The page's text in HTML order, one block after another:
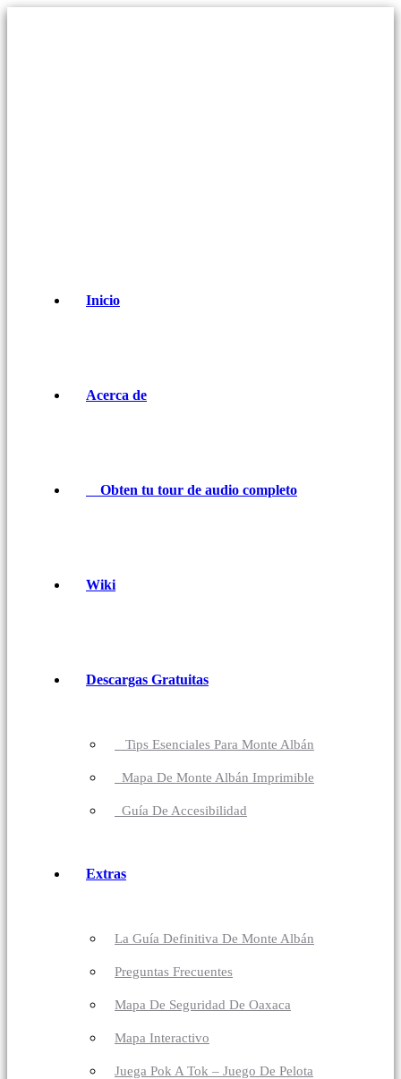
Inicio
Acerca de
Obten tu tour de audio completo
Wiki
Descargas Gratuitas
Tips Esenciales Para Monte Albán
Mapa De Monte Albán Imprimible
Guía De Accesibilidad
Extras
La Guía Definitiva De Monte Albán
Preguntas Frecuentes
Mapa De Seguridad De Oaxaca
Mapa Interactivo
Juega Pok A Tok – Juego De Pelota